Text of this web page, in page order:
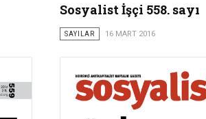
Sosyalist İşçi 558. sayı
SAYILAR 16 MART 2016